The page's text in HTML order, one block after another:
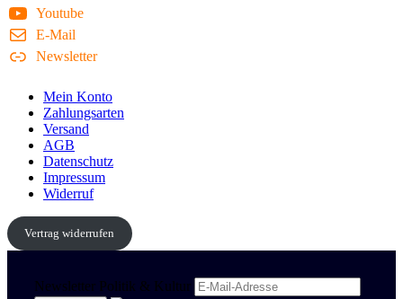
Youtube
E-Mail
Newsletter
Mein Konto
Zahlungsarten
Versand
AGB
Datenschutz
Impressum
Widerruf
Vertrag widerrufen
Newsletter Politik & Kultur